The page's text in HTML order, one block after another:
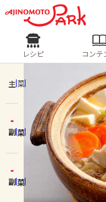
ログイン
ログイン
ホーム
コンテンツ
レシピ
人気の食材・レ
きゅうり な
ピーマン
み
レシピ コンテ
主菜
副菜
副菜